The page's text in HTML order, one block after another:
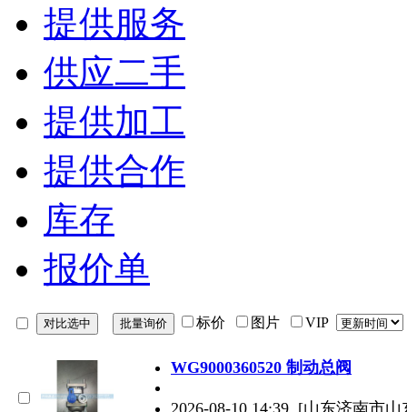
提供服务
供应二手
提供加工
提供合作
库存
报价单
标价 图片 VIP
WG9000360520 制动总阀
2026-08-10 14:39 [山东济南市